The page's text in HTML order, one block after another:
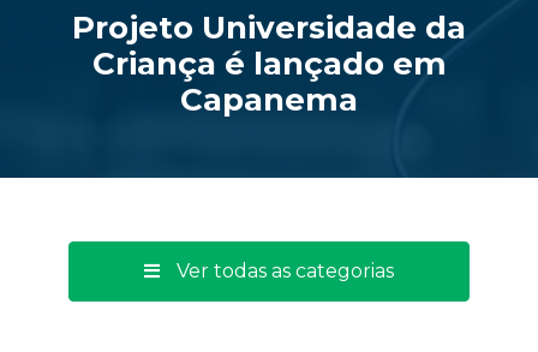
Projeto Universidade da
Criança é lançado em
Capanema
Ver todas as categorias